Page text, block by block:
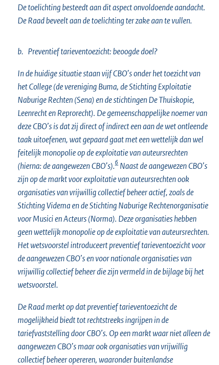
De toelichting besteedt aan dit aspect onvoldoende aandacht.
De Raad beveelt aan de toelichting ter zake aan te vullen.
b. Preventief tarieventoezicht: beoogde doel?
In de huidige situatie staan vijf CBO’s onder het toezicht van
het College (de vereniging Buma, de Stichting Exploitatie
Naburige Rechten (Sena) en de stichtingen De Thuiskopie,
Leenrecht en Reprorecht). De gemeenschappelijke noemer van
deze CBO’s is dat zij direct of indirect een aan de wet ontleende
taak uitoefenen, wat gepaard gaat met een wettelijk dan wel
feitelijk monopolie op de exploitatie van auteursrechten
(hierna: de aangewezen CBO’s).6 Naast de aangewezen CBO’s
zijn op de markt voor exploitatie van auteursrechten ook
organisaties van vrijwillig collectief beheer actief, zoals de
Stichting Videma en de Stichting Naburige Rechtenorganisatie
voor Musici en Acteurs (Norma). Deze organisaties hebben
geen wettelijk monopolie op de exploitatie van auteursrechten.
Het wetsvoorstel introduceert preventief tarieventoezicht voor
de aangewezen CBO’s en voor nationale organisaties van
vrijwillig collectief beheer die zijn vermeld in de bijlage bij het
wetsvoorstel.
De Raad merkt op dat preventief tarieventoezicht de
mogelijkheid biedt tot rechtstreeks ingrijpen in de
tariefvaststelling door CBO’s. Op een markt waar niet alleen de
aangewezen CBO’s maar ook organisaties van vrijwillig
collectief beheer opereren, waaronder buitenlandse